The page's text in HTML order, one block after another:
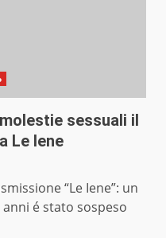
sessuali il
Le Iene
“Le Iene”: un
é stato sospeso